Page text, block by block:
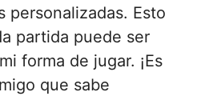
personalizadas. Esto
partida puede ser
forma de jugar. ¡Es
que sabe